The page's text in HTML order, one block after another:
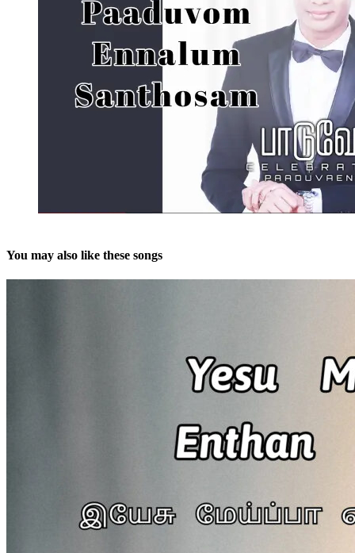
You may also like these songs